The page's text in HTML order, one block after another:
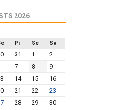
2026
Pi Se Sv
31 1
2
7 8
9
14 15
16
21 22
23
28 29
30